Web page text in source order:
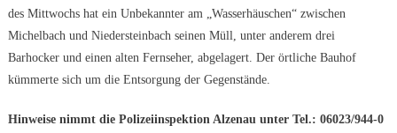
des Mittwochs hat ein Unbekannter am „Wasserhäuschen“ zwischen
Michelbach und Niedersteinbach seinen Müll, unter anderem drei
Barhocker und einen alten Fernseher, abgelagert. Der örtliche Bauhof
kümmerte sich um die Entsorgung der Gegenstände.
Hinweise nimmt die Polizeiinspektion Alzenau unter Tel.: 06023/944-0